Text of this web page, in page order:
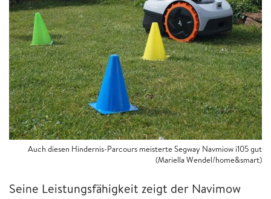
Auch diesen Hindernis-Parcours meisterte Segway Navmiow i105 gut
(Mariella Wendel/home&smart)
Seine Leistungsfähigkeit zeigt der Navimow